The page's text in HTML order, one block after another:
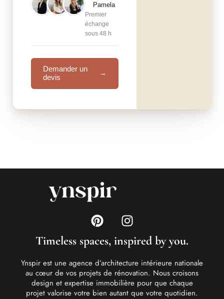
Pamela
Premier
échange
sous 48 h
Demander un
devis
→
Timeless spaces, inspired by you.
Ynspir est une agence d’architecture intérieure nationale
au cœur de vos projets de rénovation. Nous croisons
design et expertise immobilière pour que chaque
projet valorise votre bien autant que votre quotidien.